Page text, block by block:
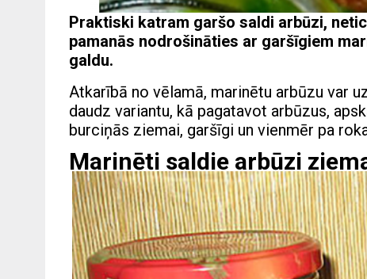
Praktiski katram garšo saldi arbūzi,
pamanās nodrošināties ar garšīgiem
galdu.
Atkarībā no vēlamā, marinētu arbūzu var
daudz variantu, kā pagatavot arbūzus,
burciņās ziemai, garšīgi un vienmēr pa
Marinēti saldie arbūzi